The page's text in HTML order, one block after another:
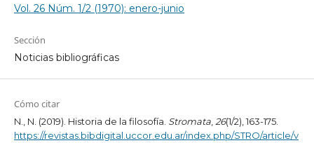
Vol. 26 Núm. 1/2 (1970): enero-junio
Sección
Noticias bibliográficas
Cómo citar
N., N. (2019). Historia de la filosofía. Stromata,26(1/2), 163-175.
https://revistas.bibdigital.uccor.edu.ar/index.php/STRO/article/v